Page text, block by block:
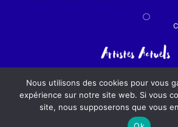
Un regard indépendant sur
Nous utilisons des cookies pour vous
expérience sur notre site web. Si vous
site, nous supposerons que vous